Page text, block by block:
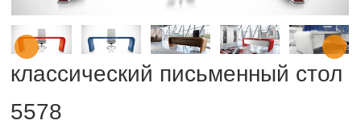
классический письменный стол
5578